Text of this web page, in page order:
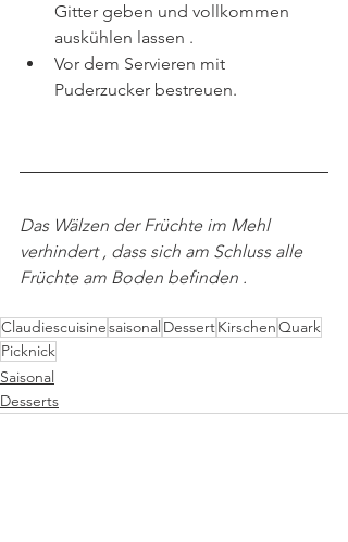
Gitter geben und vollkommen
auskühlen lassen .
Vor dem Servieren mit
Puderzucker bestreuen.
Das Wälzen der Früchte im Mehl
verhindert , dass sich am Schluss alle
Früchte am Boden befinden .
Claudiescuisinesaisonal DessertKirschenQuark
Picknick
Saisonal
Desserts